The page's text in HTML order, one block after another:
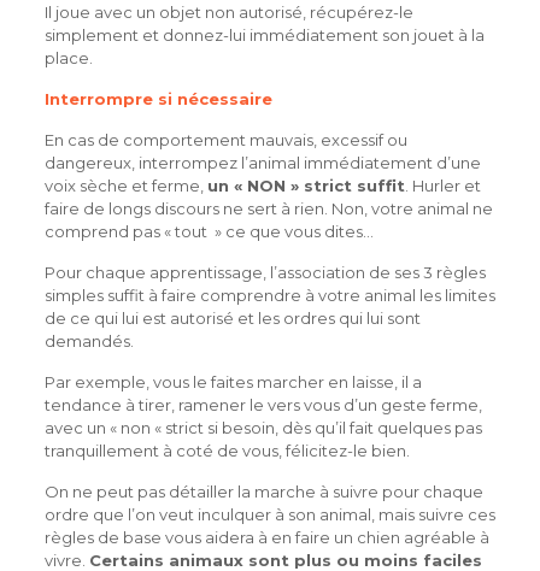
Il joue avec un objet non autorisé, récupérez-le
simplement et donnez-lui immédiatement son jouet à la
place.
Interrompre si nécessaire
En cas de comportement mauvais, excessif ou
dangereux, interrompez l’animal immédiatement d’une
voix sèche et ferme, un « NON » strict suffit . Hurler et
faire de longs discours ne sert à rien. Non, votre animal ne
comprend pas « tout » ce que vous dites…
Pour chaque apprentissage, l’association de ses 3 règles
simples suffit à faire comprendre à votre animal les limites
de ce qui lui est autorisé et les ordres qui lui sont
demandés.
Par exemple, vous le faites marcher en laisse, il a
tendance à tirer, ramener le vers vous d’un geste ferme,
avec un « non « strict si besoin, dès qu’il fait quelques pas
tranquillement à coté de vous, félicitez-le bien.
On ne peut pas détailler la marche à suivre pour chaque
ordre que l’on veut inculquer à son animal, mais suivre ces
règles de base vous aidera à en faire un chien agréable à
vivre. Certains animaux sont plus ou moins faciles